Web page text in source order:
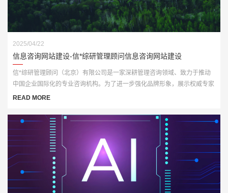
2025/04/22
信息咨询网站建设-信*综研管理顾问信息咨询网站建设
信*综研管理顾问（北京）有限公司是一家深耕管理咨询领域、致力于推动
中国企业国际化的专业咨询机构。为了进一步强化品牌形象，展示权威专家
资源与咨询成果，客户委托我们打造一套全新官网平台，实现从品牌传播到
READ MORE